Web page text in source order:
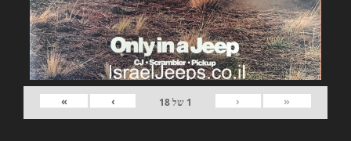
«
‹
1 של18
›
»